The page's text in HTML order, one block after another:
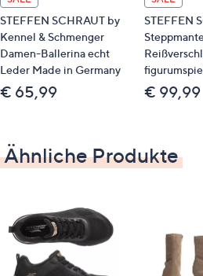
Material
Obermaterial: Leder
Futter/Decksohle: Leder
STEFFEN SCHRAUT by
Kennel & Schmenger
Damen-Ballerina echt
Leder Made in Germany
€ 65,99
STEFFEN
€ 99,99
Ähnliche Produkte